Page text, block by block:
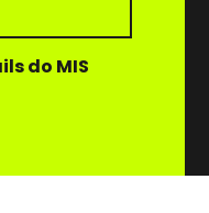
do MIS